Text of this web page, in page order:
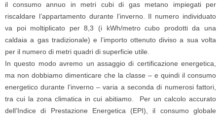
il consumo annuo in metri cubi di gas metano impiegati per
riscaldare l’appartamento durante l’inverno. Il numero individuato
va poi moltiplicato per 8,3 (i kWh/metro cubo prodotti da una
caldaia a gas tradizionale) e l’importo ottenuto diviso a sua volta
per il numero di metri quadri di superficie utile.
In questo modo avremo un assaggio di certificazione energetica,
ma non dobbiamo dimenticare che la classe – e quindi il consumo
energetico durante l’inverno – varia a seconda di numerosi fattori,
tra cui la zona climatica in cui abitiamo. Per un calcolo accurato
dell’Indice di Prestazione Energetica (EPI), il consumo globale